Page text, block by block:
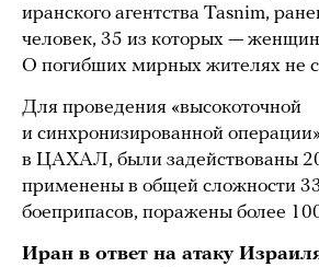
иранского агентства Tasnim,
человек, 35 из которых —
О погибших мирных жителях не
Для проведения «высокоточной
и синхронизированной
в ЦАХАЛ, были задействованы
применены в общей сложности
боеприпасов, поражены более
Иран в ответ на атаку